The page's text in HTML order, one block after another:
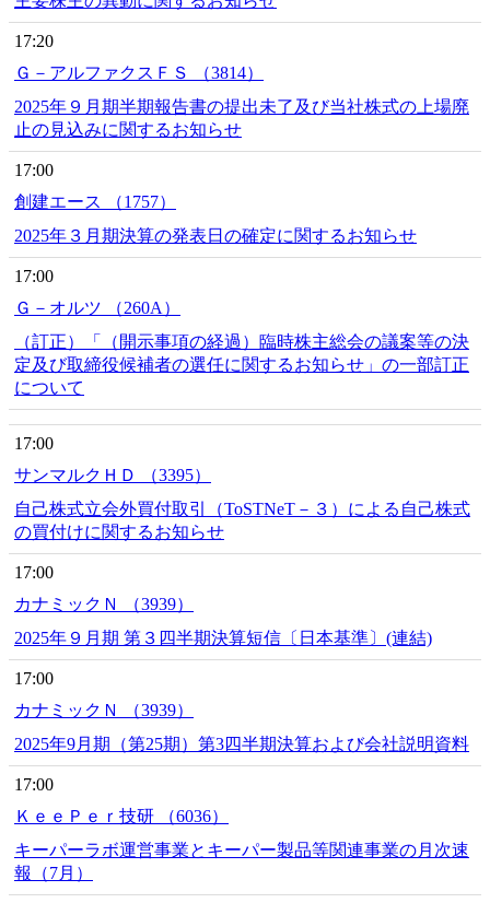
17:20
Ｇ－アルファクスＦＳ （3814）
2025年９月期半期報告書の提出未了及び当社株式の上場廃
止の見込みに関するお知らせ
17:00
創建エース （1757）
2025年３月期決算の発表日の確定に関するお知らせ
17:00
Ｇ－オルツ （260A）
（訂正）「（開示事項の経過）臨時株主総会の議案等の決
定及び取締役候補者の選任に関するお知らせ」の一部訂正
について
17:00
サンマルクＨＤ （3395）
自己株式立会外買付取引（ToSTNeT－３）による自己株式
の買付けに関するお知らせ
17:00
カナミックＮ （3939）
2025年９月期 第３四半期決算短信〔日本基準〕(連結)
17:00
カナミックＮ （3939）
2025年9月期（第25期）第3四半期決算および会社説明資料
17:00
ＫｅｅＰｅｒ技研 （6036）
キーパーラボ運営事業とキーパー製品等関連事業の月次速
報（7月）